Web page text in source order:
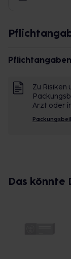
Pflichtangaben
Zu Risiken
Arzt oder
Das könnte